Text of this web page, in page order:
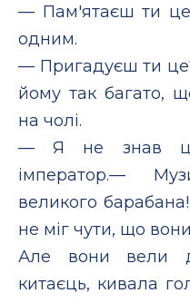
— Пам'ятаєш ти
одним.
— Пригадуєш ти
йому так багато,
на чолі.
— Я не знав
імператор.—
великого
не міг чути, що
Але вони вели
китаєць, кивала